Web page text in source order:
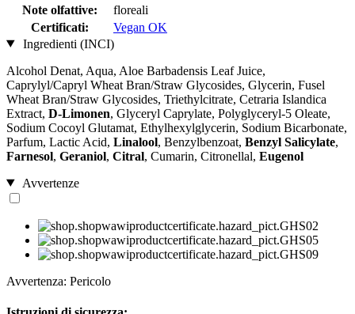
Note olfattive:
floreali
Certificati:
Vegan OK
Ingredienti (INCI)
Alcohol Denat, Aqua, Aloe Barbadensis Leaf Juice,
Caprylyl/Capryl Wheat Bran/Straw Glycosides, Glycerin, Fusel
Wheat Bran/Straw Glycosides, Triethylcitrate, Cetraria Islandica
Extract, D-Limonen, Glyceryl Caprylate, Polyglyceryl-5 Oleate,
Sodium Cocoyl Glutamat, Ethylhexylglycerin, Sodium Bicarbonate,
Parfum, Lactic Acid, Linalool, Benzylbenzoat, Benzyl Salicylate,
Farnesol, Geraniol, Citral, Cumarin, Citronellal, Eugenol
Avvertenze
Avvertenza: Pericolo